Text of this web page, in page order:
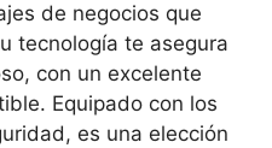
de negocios que
tecnología te asegura
con un excelente
Equipado con los
es una elección